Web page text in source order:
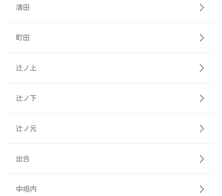
清田
町田
辻ノ上
辻ノ下
辻ノ元
出合
中垣内